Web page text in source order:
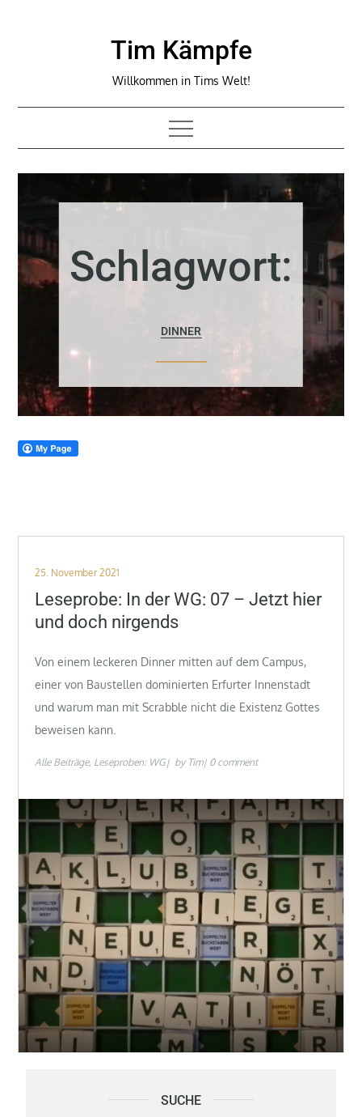
Tim Kämpfe
Willkommen in Tims Welt!
Schlagwort:
DINNER
Posted
on
25. November 2021
Leseprobe: In der WG: 07 – Jetzt hier
und doch nirgends
Von einem leckeren Dinner mitten auf dem Campus,
einer von Baustellen dominierten Erfurter Innenstadt
und warum man mit Scrabble nicht die Existenz Gottes
beweisen kann.
Alle Beiträge Leseproben: WG by Tim 0 comment
SUCHE